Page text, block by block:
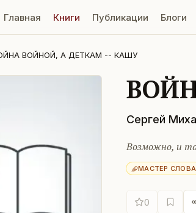
Главная Книги Публикации Блоги
ВОЙНОЙ, А ДЕТКАМ -- КАШУ
Сергей
Возможно, и
МАСТЕР СЛОВА
0